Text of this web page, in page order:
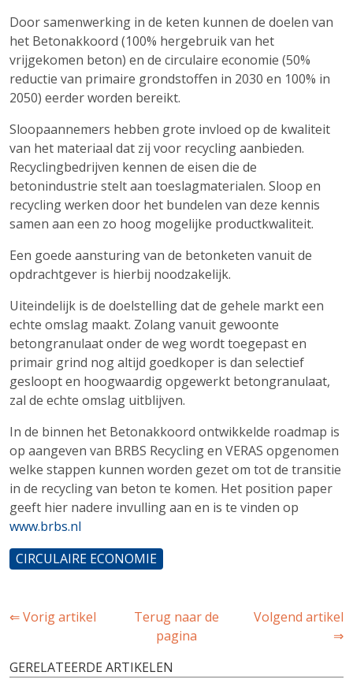
Door samenwerking in de keten kunnen de doelen van
het Betonakkoord (100% hergebruik van het
vrijgekomen beton) en de circulaire economie (50%
reductie van primaire grondstoffen in 2030 en 100% in
2050) eerder worden bereikt.
Sloopaannemers hebben grote invloed op de kwaliteit
van het materiaal dat zij voor recycling aanbieden.
Recyclingbedrijven kennen de eisen die de
betonindustrie stelt aan toeslagmaterialen. Sloop en
recycling werken door het bundelen van deze kennis
samen aan een zo hoog mogelijke productkwaliteit.
Een goede aansturing van de betonketen vanuit de
opdrachtgever is hierbij noodzakelijk.
Uiteindelijk is de doelstelling dat de gehele markt een
echte omslag maakt. Zolang vanuit gewoonte
betongranulaat onder de weg wordt toegepast en
primair grind nog altijd goedkoper is dan selectief
gesloopt en hoogwaardig opgewerkt betongranulaat,
zal de echte omslag uitblijven.
In de binnen het Betonakkoord ontwikkelde roadmap is
op aangeven van BRBS Recycling en VERAS opgenomen
welke stappen kunnen worden gezet om tot de transitie
in de recycling van beton te komen. Het position paper
geeft hier nadere invulling aan en is te vinden op
www.brbs.nl
CIRCULAIRE ECONOMIE
⇐ Vorig artikel
Terug naar de
pagina
Volgend artikel
⇒
GERELATEERDE ARTIKELEN